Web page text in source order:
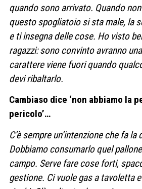
quando sono arrivato. Quando
questo spogliatoio si sta male, la
e ti insegna delle cose. Ho visto
ragazzi: sono convinto avranno
carattere viene fuori quando
devi ribaltarlo.
Cambiaso dice ‘non abbiamo la
pericolo’…
C’è sempre un’intenzione che fa la
Dobbiamo consumarlo quel
campo. Serve fare cose forti,
gestione. Ci vuole gas a tavoletta